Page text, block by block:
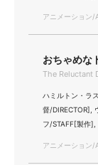
アニメーション
おちゃめな
The Reluctant
ハミルトン・ラ
督/DIRECTOR],
フ/STAFF[製作
アニメーション